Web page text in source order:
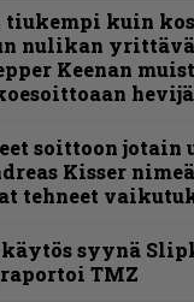
tiukempi kuin
nulikan
Keenan
soittoon jotain
Kisser
tehneet
syynä
TMZ